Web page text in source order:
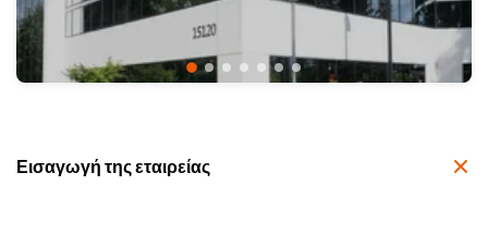
Εισαγωγή της εταιρείας